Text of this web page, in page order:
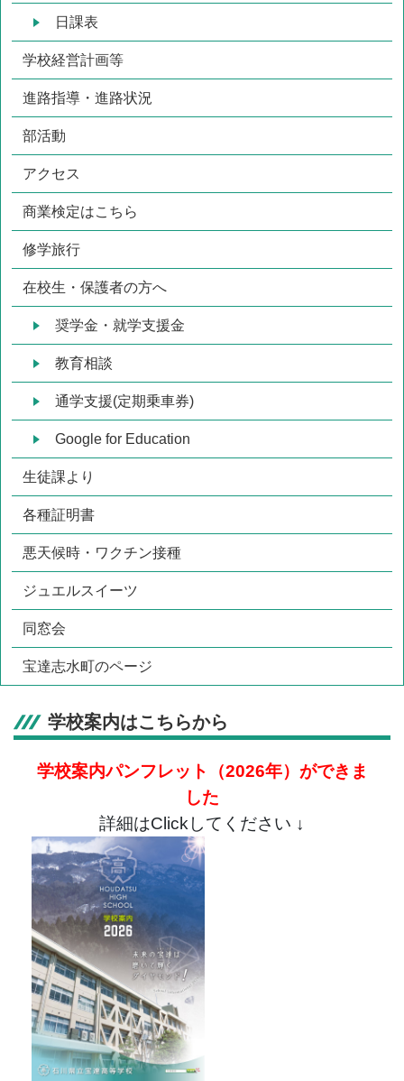
日課表
学校経営計画等
進路指導・進路状況
部活動
アクセス
商業検定はこちら
修学旅行
在校生・保護者の方へ
奨学金・就学支援金
教育相談
通学支援(定期乗車券)
Google for Education
生徒課より
各種証明書
悪天候時・ワクチン接種
ジュエルスイーツ
同窓会
宝達志水町のページ
学校案内はこちらから
学校案内パンフレット（2026年） ができま
した
詳細はClickしてください ↓